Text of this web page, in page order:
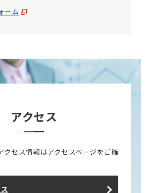
ーム
アクセス
クセス情報はアクセスページをご確